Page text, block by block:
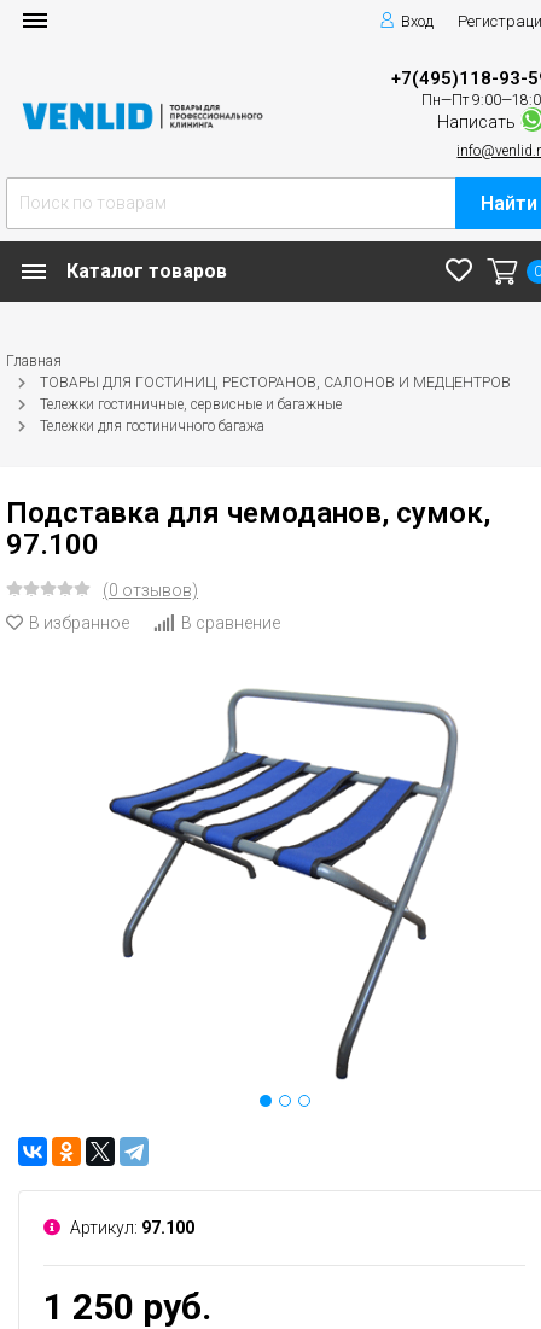
Вход
+7(495)118-93-
Пн—Пт
Написать
Найти
Каталог товаров
Главная
ТОВАРЫ ДЛЯ ГОСТИНИЦ, РЕСТОРАНОВ, САЛОНОВ И МЕДЦЕНТРОВ
Тележки гостиничные, сервисные и багажные
Тележки для гостиничного багажа
Подставка для чемоданов, сумок,
97.100
(0 отзывов)
В избранное
В сравнение
Артикул: 97.100
1 250 руб.